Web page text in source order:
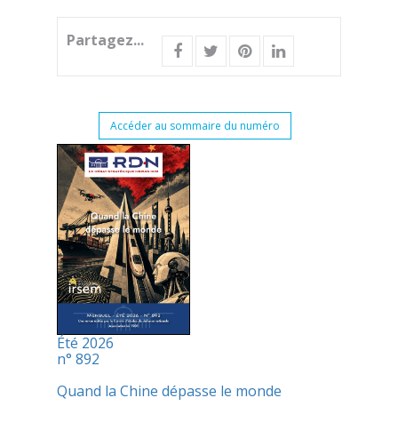
Partagez...
Accéder au sommaire du numéro
Été 2026
n° 892
Quand la Chine dépasse le monde